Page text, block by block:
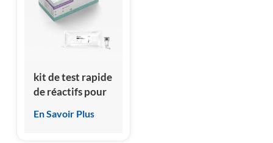
kit de test rapide
de réactifs pour
stimulant la
En Savoir Plus